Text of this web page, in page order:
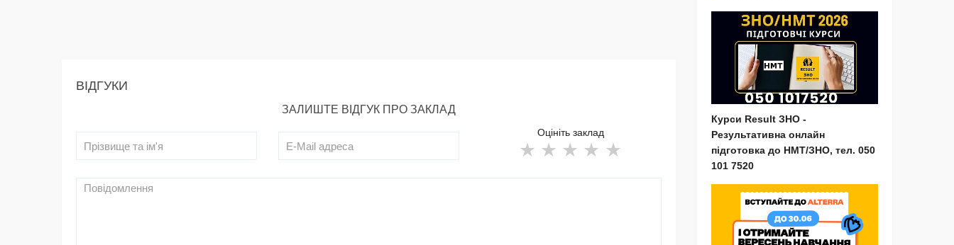
ВІДГУКИ
ЗАЛИШТЕ ВІДГУК ПРО ЗАКЛАД
Оцініть заклад
Курси Result ЗНО -
Результативна онлайн
підготовка до НМТ/ЗНО, тел. 050
101 7520